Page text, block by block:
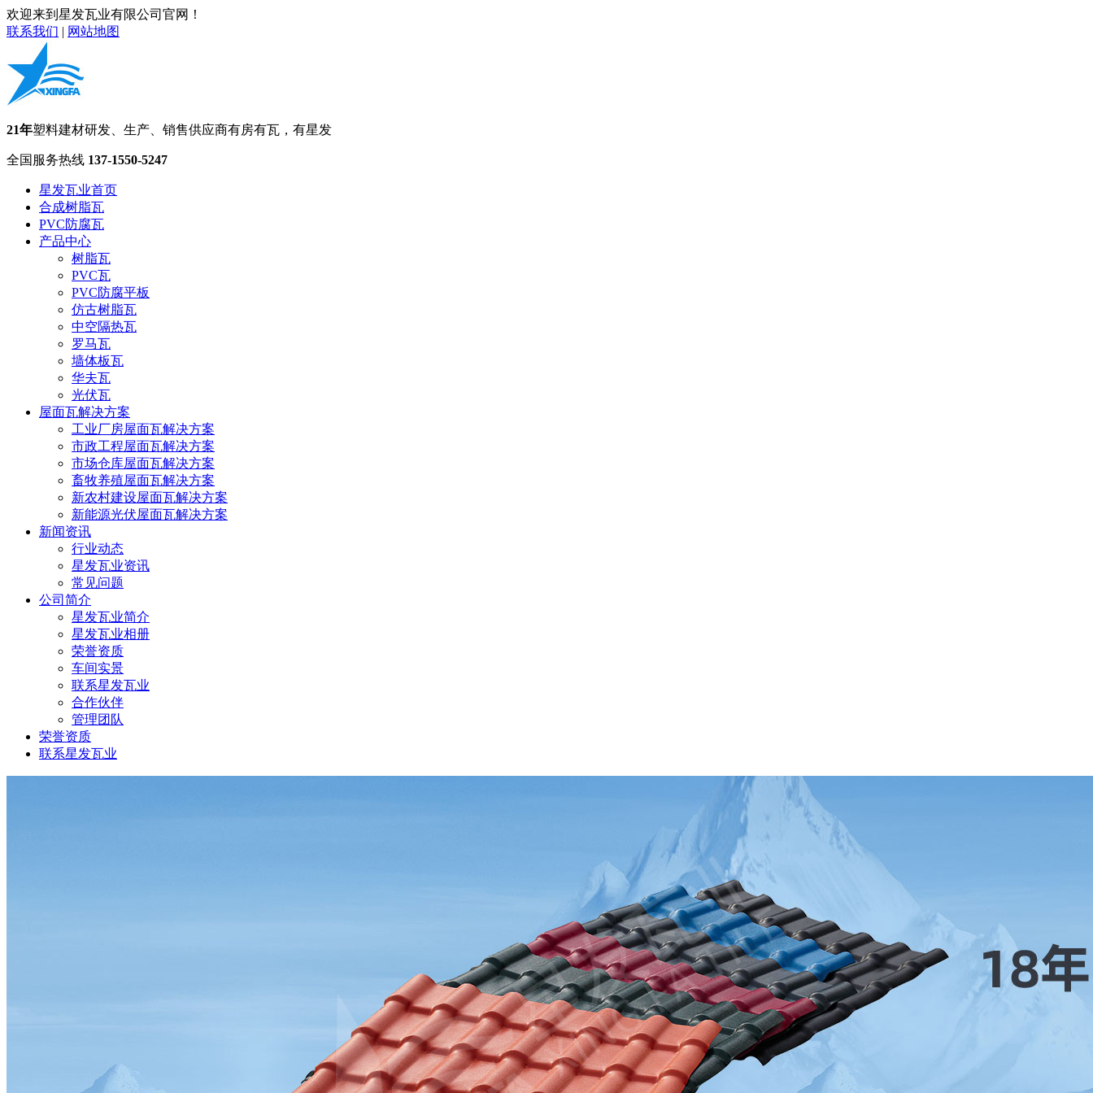
欢迎来到星发瓦业有限公司官网！
联系我们 | 网站地图
21年塑料建材研发、生产、销售供应商有房有瓦，有星发
全国服务热线 137-1550-5247
星发瓦业首页
合成树脂瓦
PVC防腐瓦
产品中心
树脂瓦
PVC瓦
PVC防腐平板
仿古树脂瓦
中空隔热瓦
罗马瓦
墙体板瓦
华夫瓦
光伏瓦
屋面瓦解决方案
工业厂房屋面瓦解决方案
市政工程屋面瓦解决方案
市场仓库屋面瓦解决方案
畜牧养殖屋面瓦解决方案
新农村建设屋面瓦解决方案
新能源光伏屋面瓦解决方案
新闻资讯
行业动态
星发瓦业资讯
常见问题
公司简介
星发瓦业简介
星发瓦业相册
荣誉资质
车间实景
联系星发瓦业
合作伙伴
管理团队
荣誉资质
联系星发瓦业